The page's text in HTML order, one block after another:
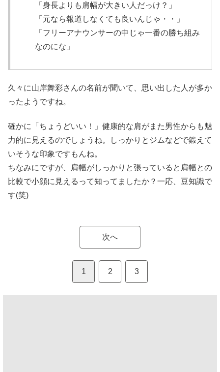
「身長よりも肩幅が大きい人だっけ？」
「元なら報道しなくても良いんじゃ・・」
「フリーアナウンサーの中じゃ一番の勝ち組み
なのにな」
久々に山岸舞彩さんの名前が聞いて、思い出した人が多か
ったようですね。
確かに「ちょうどいい！」健康的な肩がまた男性からも魅
力的に見えるのでしょうね。しっかりとジムなどで鍛えて
いそうな印象ですもんね。
ちなみにですが、肩幅がしっかりと張っていると肩幅との
比較で小顔に見えるって知ってましたか？一応、豆知識で
す(笑)
次へ
1 2 3